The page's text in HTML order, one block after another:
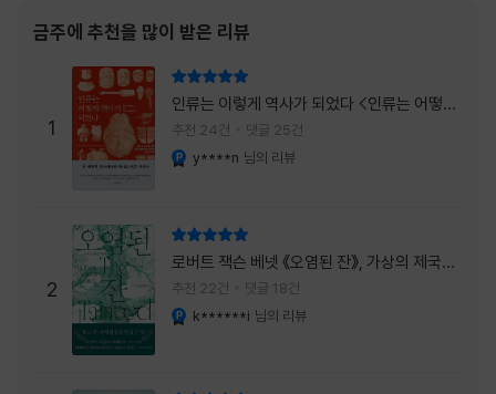
내가 진실로 원했던 방향을 향해 움직이고 있을
지도 모른다. 위험은 두려움의 대상이 아니라,
내가 진짜 원하는 삶으로 향하는 문 앞에 늘 함
께 서 있기 때문이다. 이 책은 프랑스의 철학
자이자 정신분석가인 안 뒤푸르망
금주에 추천을 많이 받은 리뷰
1
인류는 이렇게 역사가 되었다 <인류는 어떻게
역사가 되었나>
추천 24건 댓글 25건
y****n 님의 리뷰
2
로버트 잭슨 베넷 《오염된 잔》, 가상의 제국이
주는 실감과 미스터리 사건의 치밀함이 이루어
내는 최상의 시너지...
추천 22건 댓글 18건
k******i 님의 리뷰